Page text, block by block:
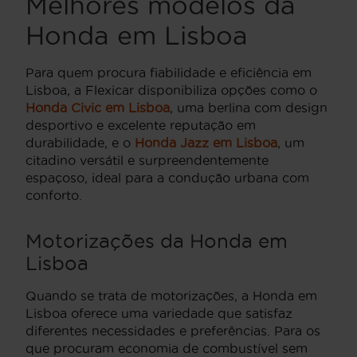
Honda em Lisboa
Para quem procura fiabilidade e eficiência em
Lisboa, a Flexicar disponibiliza opções como o
Honda Civic em Lisboa, uma berlina com design
desportivo e excelente reputação em
durabilidade, e o Honda Jazz em Lisboa, um
citadino versátil e surpreendentemente
espaçoso, ideal para a condução urbana com
conforto.
Motorizações da Honda em
Lisboa
Quando se trata de motorizações, a Honda em
Lisboa oferece uma variedade que satisfaz
diferentes necessidades e preferências. Para os
que procuram economia de combustível sem